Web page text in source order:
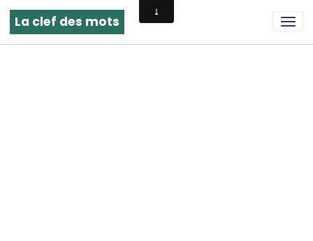
La clef des mots